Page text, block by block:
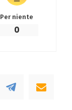
Per niente
0